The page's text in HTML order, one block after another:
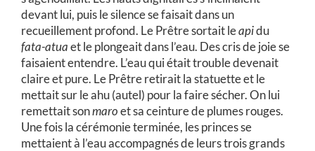
devant lui, puis le silence se faisait dans un
recueillement profond. Le Prêtre sortait leapidu
fata-atuaet le plongeait dans l’eau. Des cris de joie se
faisaient entendre. L’eau qui était trouble devenait
claire et pure. Le Prêtre retirait la statuette et le
mettait sur le ahu (autel) pour la faire sécher. On lui
remettait sonmaroet sa ceinture de plumes rouges.
Une fois la cérémonie terminée, les princes se
mettaient à l’eau accompagnés de leurs trois grands